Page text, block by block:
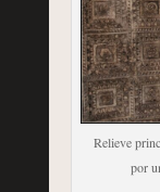
Relieve
por